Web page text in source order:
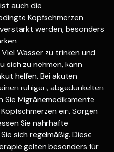
auch die
Kopfschmerzen
werden, besonders
Wasser zu trinken und
sich zu nehmen, kann
helfen. Bei akuten
ruhigen, abgedunkelten
Sie Migränemedikamente
ein. Sorgen
Sie nahrhafte
sich regelmäßig. Diese
gelten besonders für